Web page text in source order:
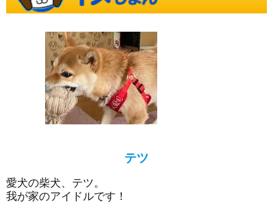
テツ
愛犬の柴犬、テツ。
我が家のアイドルです！